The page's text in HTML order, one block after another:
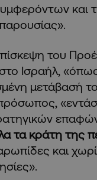
και
του
Ισραήλ,
μετάβασή
τα κράτη της
και